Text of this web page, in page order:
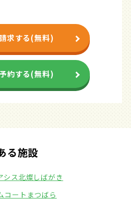
求する(無料)
約する(無料)
る施設
シス北燦しばがき
コートまつばら